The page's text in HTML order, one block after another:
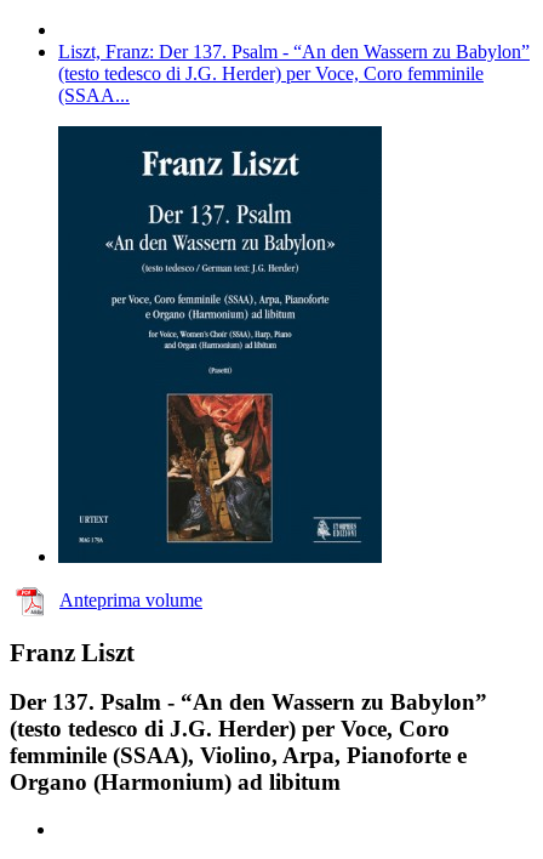
Liszt, Franz: Der 137. Psalm - “An den Wassern zu Babylon”
(testo tedesco di J.G. Herder) per Voce, Coro femminile
(SSAA...
Anteprima volume
Franz Liszt
Der 137. Psalm - “An den Wassern zu Babylon”
(testo tedesco di J.G. Herder) per Voce, Coro
femminile (SSAA), Violino, Arpa, Pianoforte e
Organo (Harmonium) ad libitum